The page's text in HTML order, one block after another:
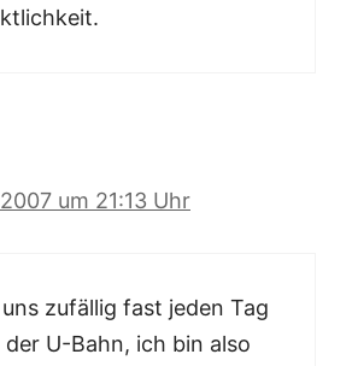
um 21:13 Uhr
zufällig fast jeden Tag
U-Bahn, ich bin also